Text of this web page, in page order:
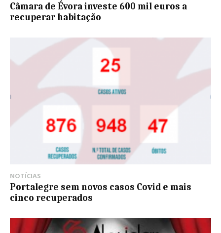
Câmara de Évora investe 600 mil euros a
recuperar habitação
NOTÍCIAS
Portalegre sem novos casos Covid e mais
cinco recuperados